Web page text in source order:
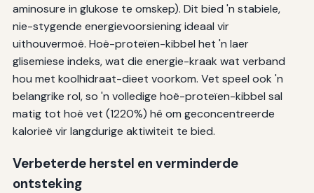
aminosure in glukose te omskep). Dit bied 'n stabiele,
nie-stygende energievoorsiening ideaal vir
uithouvermoë. Hoë-proteïen-kibbel het 'n laer
glisemiese indeks, wat die energie-kraak wat verband
hou met koolhidraat-dieet voorkom. Vet speel ook 'n
belangrike rol, so 'n volledige hoë-proteïen-kibbel sal
matig tot hoë vet (1220%) hê om geconcentreerde
kalorieë vir langdurige aktiwiteit te bied.
Verbeterde herstel en verminderde
ontsteking